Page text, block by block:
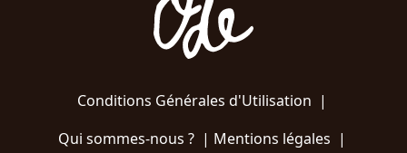
Conditions Générales d'Utilisation |
Qui sommes-nous ?| Mentions légales |